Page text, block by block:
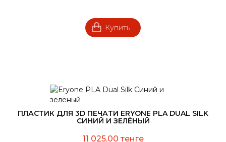
Купить
ПЛАСТИК ДЛЯ 3D ПЕЧАТИ ERYONE PLA DUAL SILK
СИНИЙ И ЗЕЛЁНЫЙ
11 025,00 тенге